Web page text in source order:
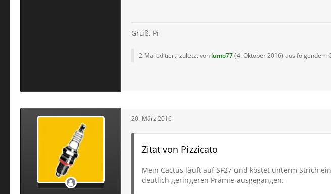
Gruß, Pi
2 Mal editiert, zuletzt von lumo77(4. Oktober 2016) aus folgendem
20. März 2016
Zitat von Pizzicato
Mein Cactus läuft auf SF27 und kostet unterm Strich
deutlich geringeren Prämie ausgegangen.